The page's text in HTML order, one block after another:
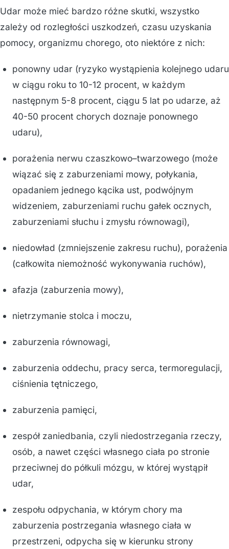
Udar może mieć bardzo różne skutki, wszystko
zależy od rozległości uszkodzeń, czasu uzyskania
pomocy, organizmu chorego, oto niektóre z nich:
ponowny udar (ryzyko wystąpienia kolejnego udaru
w ciągu roku to 10-12 procent, w każdym
następnym 5-8 procent, ciągu 5 lat po udarze, aż
40-50 procent chorych doznaje ponownego
udaru),
porażenia nerwu czaszkowo–twarzowego (może
wiązać się z zaburzeniami mowy, połykania,
opadaniem jednego kącika ust, podwójnym
widzeniem, zaburzeniami ruchu gałek ocznych,
zaburzeniami słuchu i zmysłu równowagi),
niedowład (zmniejszenie zakresu ruchu), porażenia
(całkowita niemożność wykonywania ruchów),
afazja (zaburzenia mowy),
nietrzymanie stolca i moczu,
zaburzenia równowagi,
zaburzenia oddechu, pracy serca, termoregulacji,
ciśnienia tętniczego,
zaburzenia pamięci,
zespół zaniedbania, czyli niedostrzegania rzeczy,
osób, a nawet części własnego ciała po stronie
przeciwnej do półkuli mózgu, w której wystąpił
udar,
zespołu odpychania, w którym chory ma
zaburzenia postrzegania własnego ciała w
przestrzeni, odpycha się w kierunku strony